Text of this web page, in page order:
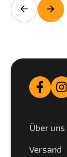
Über uns
Versand